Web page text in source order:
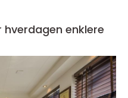
enklere